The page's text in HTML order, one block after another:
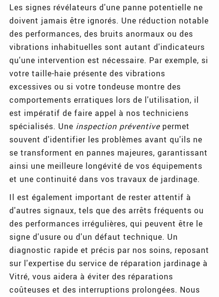
Les signes révélateurs d'une panne potentielle ne
doivent jamais être ignorés. Une réduction notable
des performances, des bruits anormaux ou des
vibrations inhabituelles sont autant d'indicateurs
qu'une intervention est nécessaire. Par exemple, si
votre taille-haie présente des vibrations
excessives ou si votre tondeuse montre des
comportements erratiques lors de l'utilisation, il
est impératif de faire appel à nos techniciens
spécialisés. Une inspection préventivepermet
souvent d'identifier les problèmes avant qu'ils ne
se transforment en pannes majeures, garantissant
ainsi une meilleure longévité de vos équipements
et une continuité dans vos travaux de jardinage.
Il est également important de rester attentif à
d'autres signaux, tels que des arrêts fréquents ou
des performances irrégulières, qui peuvent être le
signe d'usure ou d'un défaut technique. Un
diagnostic rapide et précis par nos soins, reposant
sur l'expertise du service de réparation jardinage à
Vitré, vous aidera à éviter des réparations
coûteuses et des interruptions prolongées. Nous